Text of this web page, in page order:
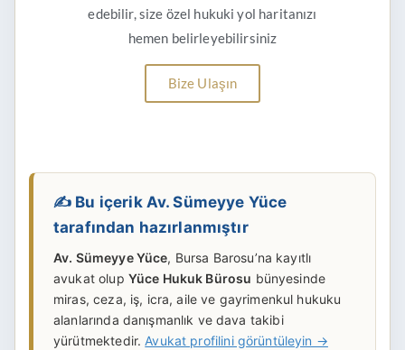
edebilir, size özel hukuki yol haritanızı
hemen belirleyebilirsiniz
Bize Ulaşın
✍️ Bu içerik Av. Sümeyye Yüce
tarafından hazırlanmıştır
Av. Sümeyye Yüce, Bursa Barosu’na kayıtlı
avukat olup Yüce Hukuk Bürosu bünyesinde
miras, ceza, iş, icra, aile ve gayrimenkul hukuku
alanlarında danışmanlık ve dava takibi
yürütmektedir. Avukat profilini görüntüleyin →